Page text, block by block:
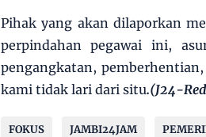
Pihak yang akan dilaporkan
perpindahan pegawai ini,
pengangkatan,
kami tidak lari dari situ.(J24-
FOKUS JAMBI24JAM